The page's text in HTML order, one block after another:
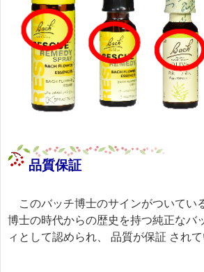
品質保証
このバッチ博士のサインがついてい
博士の時代からの歴史を持つ純正なバ
ィとして認められ、 品質が保証 されて